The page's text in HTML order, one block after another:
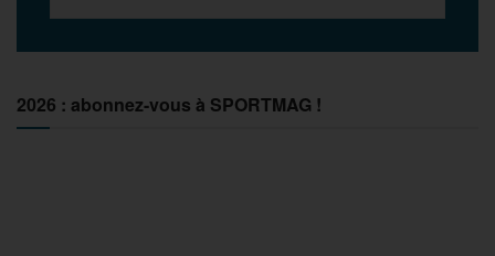
2026 : abonnez-vous à SPORTMAG !